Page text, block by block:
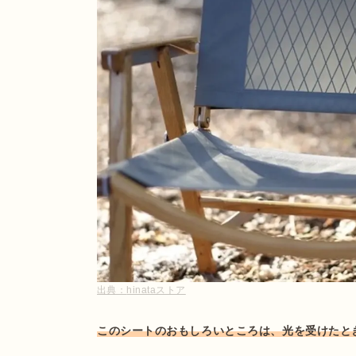
出典： hinataストア
このシートのおもしろいところは、光を受けたと